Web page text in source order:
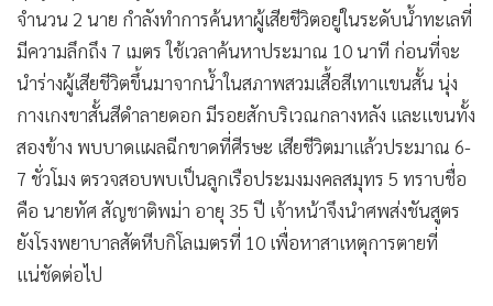
• หุ้น
• อินโดจีน
• กองทุนรวม
• Celeb Online
• Factcheck
• ญี่ปุ่น
• News1
• Gotomanager
จำนวน 2 นาย กำลังทำการค้นหาผู้เสียชีวิตอยู่ในระดับน้ำทะเลที่
มีความลึกถึง 7 เมตร ใช้เวลาค้นหาประมาณ 10 นาที ก่อนที่จะ
นำร่างผู้เสียชีวิตขึ้นมาจากน้ำในสภาพสวมเสื้อสีเทาแขนสั้น นุ่ง
กางเกงขาสั้นสีดำลายดอก มีรอยสักบริเวณกลางหลัง และแขนทั้ง
สองข้าง พบบาดแผลฉีกขาดที่ศีรษะ เสียชีวิตมาแล้วประมาณ 6-
7 ชั่วโมง ตรวจสอบพบเป็นลูกเรือประมงมงคลสมุทร 5 ทราบชื่อ
คือ นายทัศ สัญชาติพม่า อายุ 35 ปี เจ้าหน้าจึงนำศพส่งชันสูตร
ยังโรงพยาบาลสัตหีบกิโลเมตรที่ 10 เพื่อหาสาเหตุการตายที่
แน่ชัดต่อไป